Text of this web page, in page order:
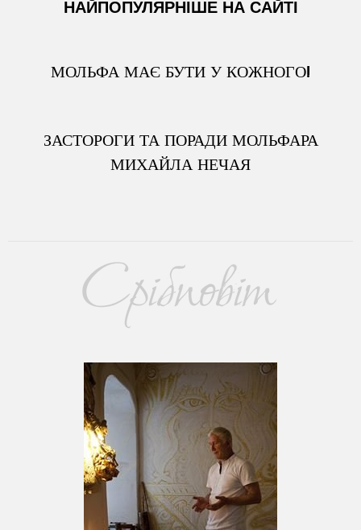
НАЙПОПУЛЯРНІШЕ НА САЙТІ
МОЛЬФА МАЄ БУТИ У КОЖНОГО!
ЗАСТОРОГИ ТА ПОРАДИ МОЛЬФАРА
МИХАЙЛА НЕЧАЯ